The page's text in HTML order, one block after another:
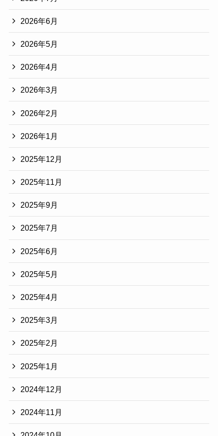
2026年6月
2026年5月
2026年4月
2026年3月
2026年2月
2026年1月
2025年12月
2025年11月
2025年9月
2025年7月
2025年6月
2025年5月
2025年4月
2025年3月
2025年2月
2025年1月
2024年12月
2024年11月